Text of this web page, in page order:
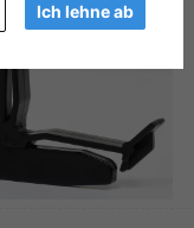
Ich lehne ab